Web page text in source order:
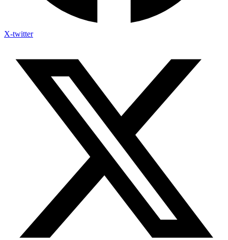
X-twitter